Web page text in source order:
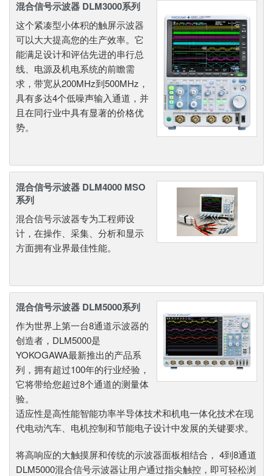
混合信号示波器 DLM3000系列
这个紧凑型小体积的触屏示波器
可以大大提高您的生产效率。它
能满足设计和评估先进的串行总
线、电源及机电系统的前瞻需
求，带宽从200MHz到500MHz，
具有多达4个低噪声输入通道，并
且在同行业中具有显著的价格优
势。
混合信号示波器 DLM4000 MSO
系列
混合信号示波器专为工程师设
计，在操作、采集、分析和显示
方面拥有业界最佳性能。
混合信号示波器 DLM5000系列
作为世界上第一台8通道示波器的
创造者，DLM5000是
YOKOGAWA最新推出的产品系
列，拥有超过100年的行业经验，
它将带给您超过8个通道的测量体
验。
适应性是高性能智能功率半导体技术和机电一体化技术在现
代电动汽车、电机控制和节能电子设计中发展的关键要求。
将高响应的大触摸屏和传统的示波器面板相结合， 4到8通道
DLM5000混合信号示波器让用户通过指尖触控，即可轻松浏